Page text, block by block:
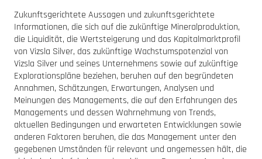
Zukunftsgerichtete Aussagen und zukunftsgerichtete
Informationen, die sich auf die zukünftige Mineralproduktion,
die Liquidität, die Wertsteigerung und das Kapitalmarktprofil
von Vizsla Silver, das zukünftige Wachstumspotenzial von
Vizsla Silver und seines Unternehmens sowie auf zukünftige
Explorationspläne beziehen, beruhen auf den begründeten
Annahmen, Schätzungen, Erwartungen, Analysen und
Meinungen des Managements, die auf den Erfahrungen des
Managements und dessen Wahrnehmung von Trends,
aktuellen Bedingungen und erwarteten Entwicklungen sowie
anderen Faktoren beruhen, die das Management unter den
gegebenen Umständen für relevant und angemessen hält, die